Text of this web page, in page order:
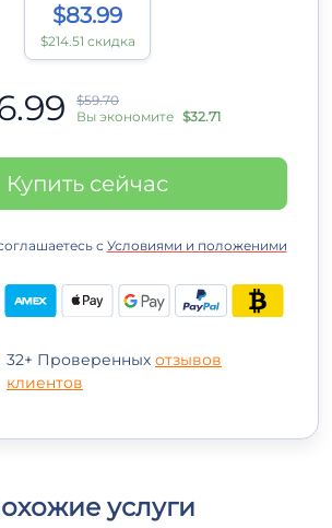
$83.99
$214.51 скидка
$59.70
Вы экономите $32.71
Купить сейчас
с Условиями и положеними
32+ Проверенных отзывов
клиентов
услуги